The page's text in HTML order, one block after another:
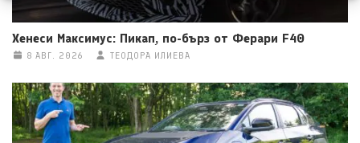
Хенеси Максимус: Пикап, по-бърз от Ферари F40
8 АВГ. 2026 ТЕОДОРА ИЛИЕВА